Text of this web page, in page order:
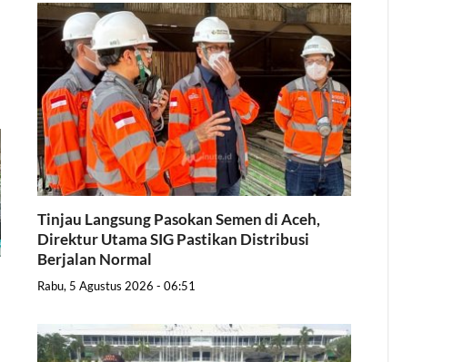
Tinjau Langsung Pasokan Semen di Aceh,
Direktur Utama SIG Pastikan Distribusi
Berjalan Normal
Rabu, 5 Agustus 2026 - 06:51